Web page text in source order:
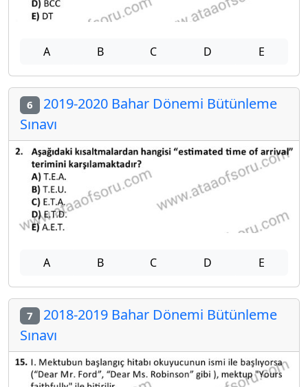
A B C D E
6 2019-2020 Bahar Dönemi Bütünleme
Sınavı
A B C D E
7 2018-2019 Bahar Dönemi Bütünleme
Sınavı